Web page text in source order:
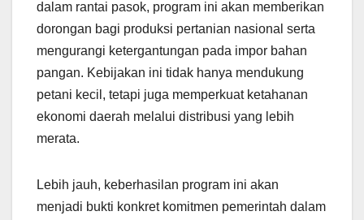
dalam rantai pasok, program ini akan memberikan
dorongan bagi produksi pertanian nasional serta
mengurangi ketergantungan pada impor bahan
pangan. Kebijakan ini tidak hanya mendukung
petani kecil, tetapi juga memperkuat ketahanan
ekonomi daerah melalui distribusi yang lebih
merata.
Lebih jauh, keberhasilan program ini akan
menjadi bukti konkret komitmen pemerintah dalam